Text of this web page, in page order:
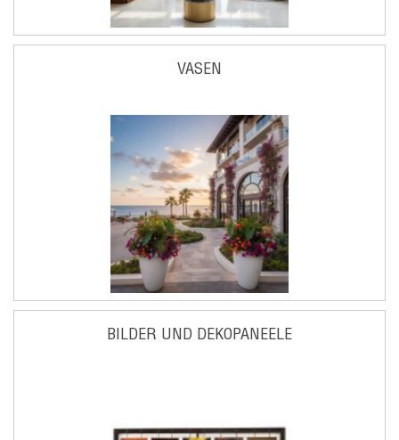
VASEN
BILDER UND DEKOPANEELE